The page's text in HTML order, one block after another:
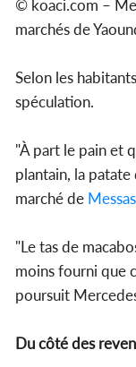
© koaci.com –
marchés de
Selon les
spéculation.
"À part le pain et
plantain, la
marché de
"Le tas de
moins fourni que
poursuit
Du côté des